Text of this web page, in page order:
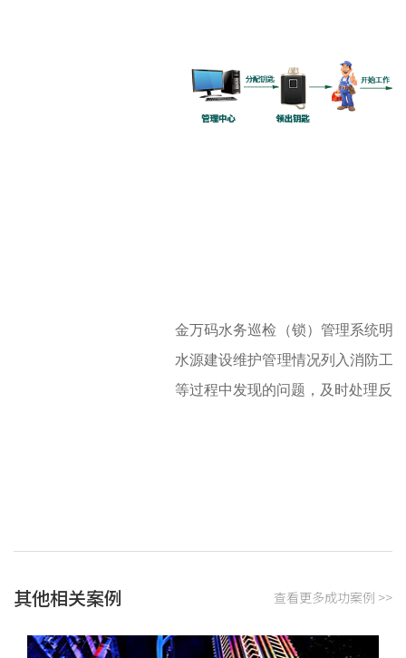
金万码水务巡检（锁）管理系统明
水源建设维护管理情况列入消防工
等过程中发现的问题，及时处理反
查看更多成功案例 >>
其他相关案例